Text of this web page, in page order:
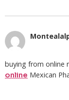
buying from online
online Mexican